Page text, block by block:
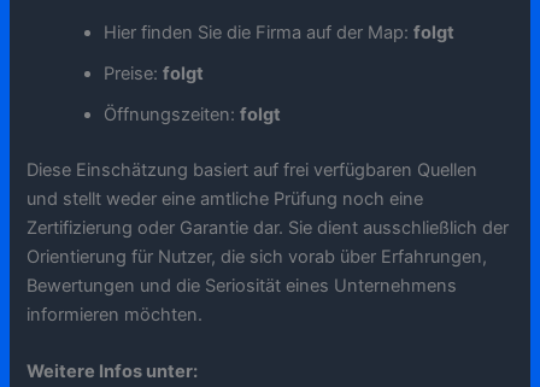
Hier finden Sie die Firma auf der Map:folgt
Preise:folgt
Öffnungszeiten:folgt
Diese Einschätzung basiert auf frei verfügbaren Quellen
und stellt weder eine amtliche Prüfung noch eine
Zertifizierung oder Garantie dar. Sie dient ausschließlich der
Orientierung für Nutzer, die sich vorab über Erfahrungen,
Bewertungen und die Seriosität eines Unternehmens
informieren möchten.
Weitere Infos unter: